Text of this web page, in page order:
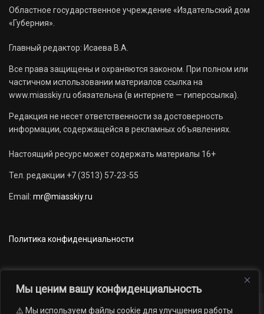
Мы ценим вашу конфиденциальность
⚠️ Мы используем файлы cookie для улучшения работы
Областное государственное учреждение «Издательский дом
«Губерния».
Главный редактор: Исаева В.А.
Все права защищены и охраняются законом. При полном или
частичном использовании материалов ссылка на
www.miasskiy.ru обязательна (в интернете — гиперссылка).
Редакция не несет ответственности за достоверность
информации, содержащейся в рекламных объявлениях.
Настоящий ресурс может содержать материалы 16+
Тел. редакции +7 (3513) 57-23-55
Email: mr@miasskiy.ru
Политика конфиденциальности